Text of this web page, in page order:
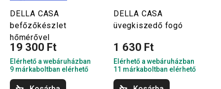
DELLA CASA
befőzőkészlet
hőmérővel
19 300 Ft
Elérhető a webáruházban
9 márkaboltban elérhető
DELLA CASA
üvegkiszedő fogó
1 630 Ft
Elérhető a webáruházban
11 márkaboltban elérhető